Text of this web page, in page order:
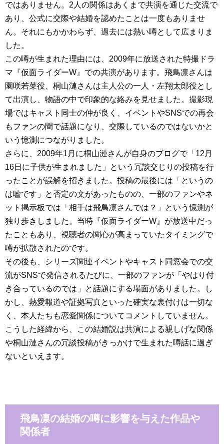
ではありません。2人の関係はあくまで共演を通じた交流で
あり、公式に交際や結婚を認めたことは一度もありませ
ん。それにもかかわらず、過去には熱い噂として広まりま
した。
この噂が生まれた理由には、2009年に放送された特撮ドラ
マ『仮面ライダーW』での共演があります。飛鳥凛さんは
園咲若菜役、桐山漣さんは主人公の一人・左翔太郎役とし
て出演し、物語の中で印象的な絡みを見せました。撮影現
場ではキャスト同士の仲が良く、イベントやSNSでの再会
もファンの間で話題になり、交際しているのではないかと
いう憶測につながりました。
さらに、2009年1月に桐山漣さんが自身のブログで「12月
16日に子供が生まれました」という冗談交じりの投稿を行
ったことが誤解を招きました。投稿の最後には「というの
は嘘です」と否定の文があったものの、一部のファンやネ
ット掲示板では「相手は飛鳥凛さんでは？」という憶測が
独り歩きしました。当時『仮面ライダーW』が放送中だっ
たこともあり、視聴者の関心が高まっていたタイミングで
噂が拡散されたのです。
その後も、シリーズ関連イベントやキャスト同窓会での交
流がSNSで発信されるたびに、一部のファンが「やはり付
き合っているのでは」と話題にする場面がありました。し
かし、熱愛報道や証拠写真といった確実な裏付けは一切な
く、本人たちも恋愛関係についてコメントしていません。
こうした経緯から、この結婚説は共演による親しげな関係
や桐山漣さんの冗談投稿がきっかけで生まれた噂話に過ぎ
ないといえます。
飛鳥凛の結婚の噂に影響を与えた作品や
関係者